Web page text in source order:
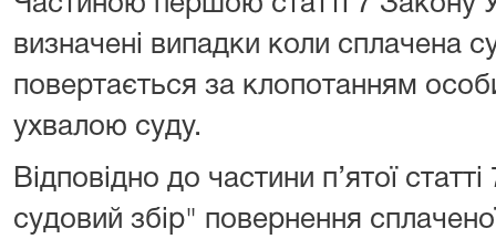
визначені випадки коли сплачена
повертається за клопотанням
ухвалою суду.
Відповідно до частини п’ятої
судовий збір" повернення